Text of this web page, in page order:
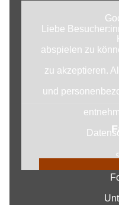
Liebe
abspielen zu
zu akzeptieren.
und
COOKIE